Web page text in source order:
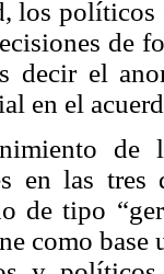
los
de
decir el
en el
de
en las tres
de tipo
como